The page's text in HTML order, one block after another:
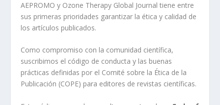
AEPROMO y Ozone Therapy Global Journal tiene entre
sus primeras prioridades garantizar la ética y calidad de
los artículos publicados.
Como compromiso con la comunidad científica,
suscribimos el código de conducta y las buenas
prácticas definidas por el Comité sobre la Ética de la
Publicación (COPE) para editores de revistas científicas.